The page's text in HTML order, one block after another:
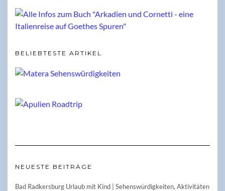
BELIEBTESTE ARTIKEL
NEUESTE BEITRÄGE
Bad Radkersburg Urlaub mit Kind | Sehenswürdigkeiten, Aktivitäten